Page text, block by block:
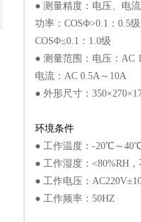
● 测量精度：电压、电
功率：COSΦ>0.1：0.5级
COSΦ≤0.1：1.0级
● 测量范围：电压：AC
电流：AC 0.5A～10A
● 外形尺寸：
环境条件
● 工作温度：-20℃～
● 工作湿度：<80%RH
● 工作电压：
● 工作频率：50HZ